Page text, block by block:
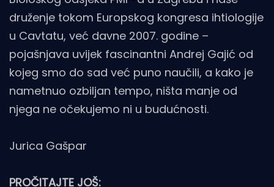
druženje tokom Europskog kongresa ihtiologije
u Cavtatu, već davne 2007. godine –
pojašnjava uvijek fascinantni Andrej Gajić od
kojeg smo do sad već puno naučili, a kako je
nametnuo ozbiljan tempo, ništa manje od
njega ne očekujemo ni u budućnosti.
Jurica Gašpar
PROČITAJTE JOŠ: